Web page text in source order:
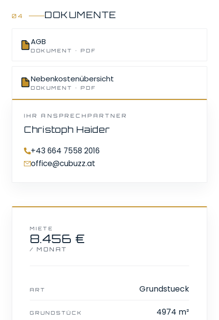
DOKUMENTE
AGB
DOKUMENT · PDF
Nebenkostenübersicht
DOKUMENT · PDF
IHR ANSPRECHPARTNER
Christoph Haider
+43 664 7558 2016
office@cubuzz.at
MIETE
8.456 €
/ MONAT
ART Grundstueck
GRUNDSTÜCK 4974 m²